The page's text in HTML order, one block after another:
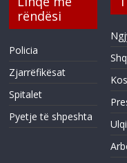
rëndësi
Policia
Zjarrëfikësat
Spitalet
Pyetje të shpeshta